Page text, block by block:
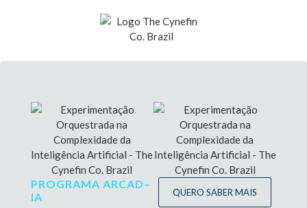
PROGRAMA ARCAD–
IA
QUERO SABER MAIS